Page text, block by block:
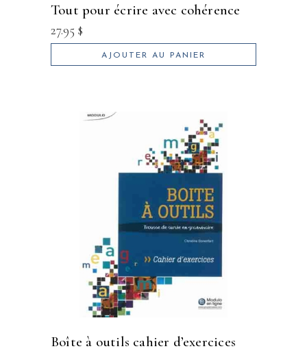
tout pour écrire avec cohérence
27.95 $
AJOUTER AU PANIER
boîte à outils cahier d’exercices